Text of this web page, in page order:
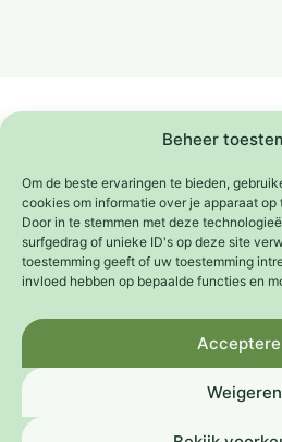
Beheer
Om de beste ervaringen te bieden,
cookies om informatie over je apparaat
Door in te stemmen met deze
surfgedrag of unieke ID's op deze site
toestemming geeft of uw toestemming
invloed hebben op bepaalde functies en
Weigeren
Het Platform Weeffouten wordt mede
Een initiatief van